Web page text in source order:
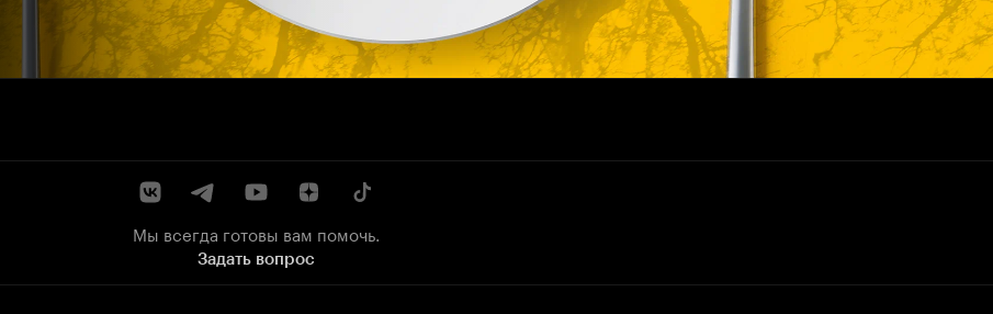
Мы всегда готовы вам помочь.
Задать вопрос